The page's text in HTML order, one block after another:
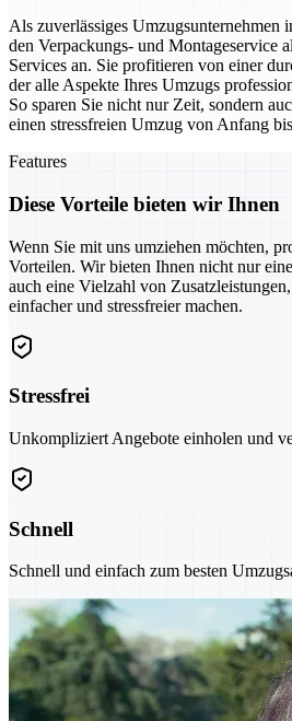
Als zuverlässiges
den Verpackungs- und Montageservice
Services an. Sie profitieren von einer
der alle Aspekte Ihres Umzugs
So sparen Sie nicht nur Zeit, sondern
einen stressfreien Umzug von Anfang
Features
Diese Vorteile bieten wir Ihnen
Wenn Sie mit uns umziehen möchten,
Vorteilen. Wir bieten Ihnen nicht nur
auch eine Vielzahl von
einfacher und stressfreier machen.
Stressfrei
Unkompliziert Angebote einholen und
Schnell
Schnell und einfach zum besten